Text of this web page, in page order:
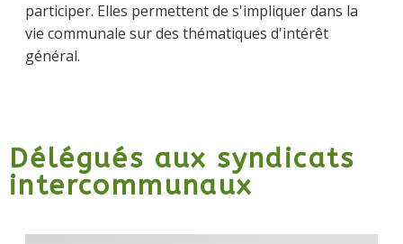
participer. Elles permettent de s'impliquer dans la
vie communale sur des thématiques d'intérêt
général.
Délégués aux syndicats
intercommunaux